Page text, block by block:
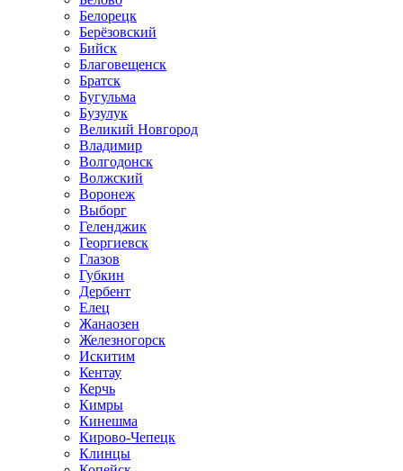
Белорецк
Берёзовский
Бийск
Благовещенск
Братск
Бугульма
Бузулук
Великий Новгород
Владимир
Волгодонск
Волжский
Воронеж
Выборг
Геленджик
Георгиевск
Глазов
Губкин
Дербент
Елец
Жанаозен
Железногорск
Искитим
Кентау
Керчь
Кимры
Кинешма
Кирово-Чепецк
Клинцы